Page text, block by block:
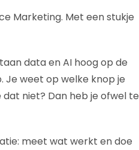
Marketing. Met een stukje
data en AI hoog op de
Je weet op welke knop je
niet? Dan heb je ofwel te
meet wat werkt en doe